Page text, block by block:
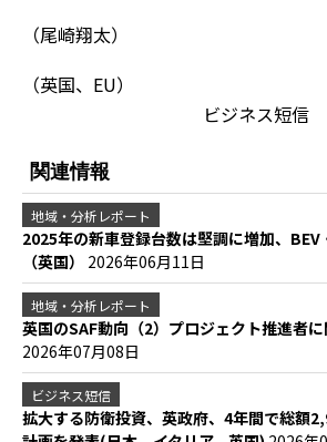
（尾崎翔太）
（英国、EU）
ビジネス短信
関連情報
地域・分析レポート
2025年の新車登録台数は堅調に増加、BEV
（英国） 2026年06月11日
地域・分析レポート
英国のSAF動向（2）プロジェクト推進者
2026年07月08日
ビジネス短信
拡大する防衛投資、英政府、4年間で総額